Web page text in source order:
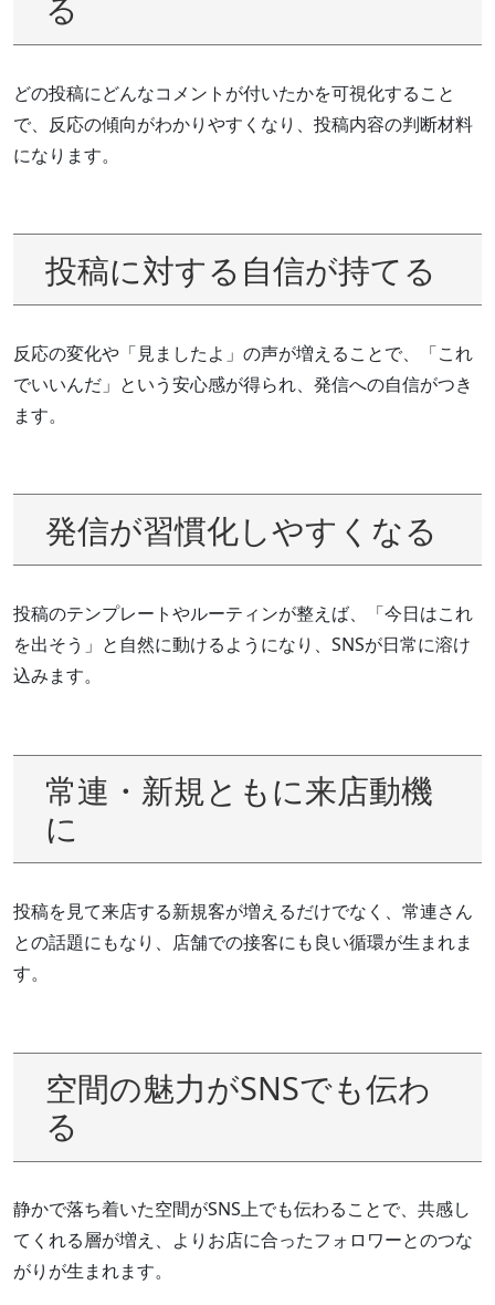
る
どの投稿にどんなコメントが付いたかを可視化すること
で、反応の傾向がわかりやすくなり、投稿内容の判断材料
になります。
投稿に対する自信が持てる
反応の変化や「見ましたよ」の声が増えることで、「これ
でいいんだ」という安心感が得られ、発信への自信がつき
ます。
発信が習慣化しやすくなる
投稿のテンプレートやルーティンが整えば、「今日はこれ
を出そう」と自然に動けるようになり、SNSが日常に溶け
込みます。
常連・新規ともに来店動機
に
投稿を見て来店する新規客が増えるだけでなく、常連さん
との話題にもなり、店舗での接客にも良い循環が生まれま
す。
空間の魅力がSNSでも伝わ
る
静かで落ち着いた空間がSNS上でも伝わることで、共感し
てくれる層が増え、よりお店に合ったフォロワーとのつな
がりが生まれます。